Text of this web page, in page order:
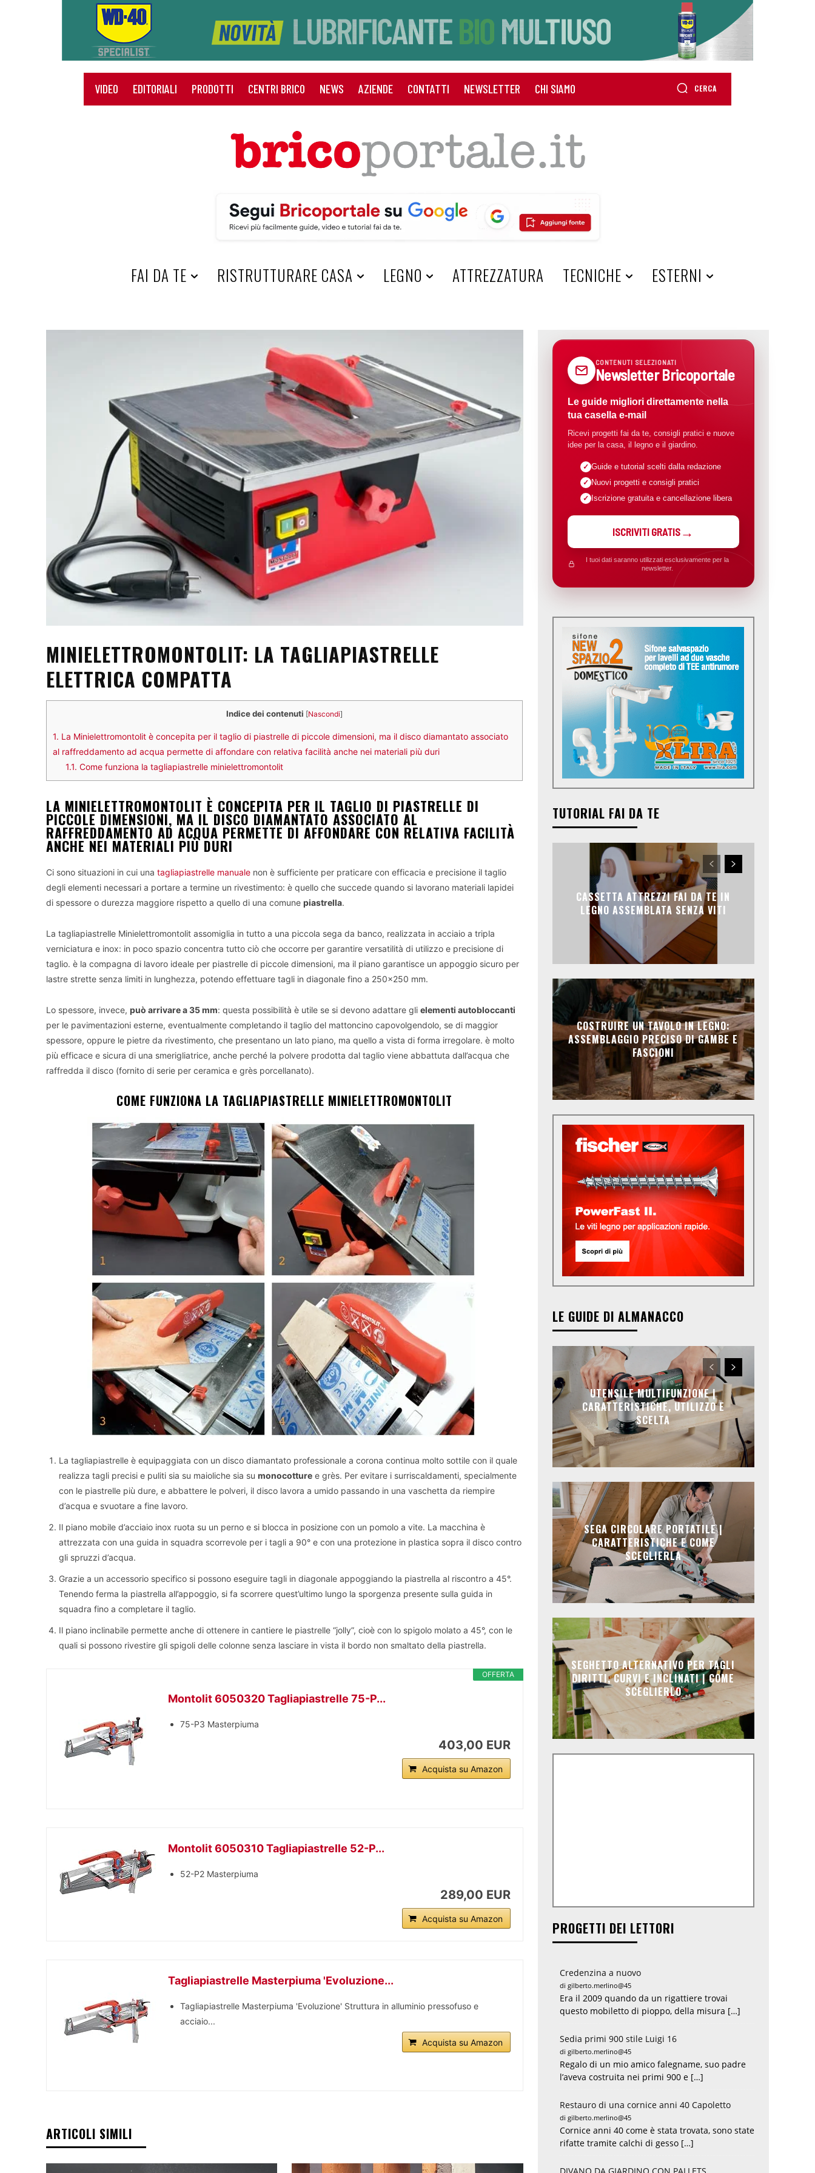
VIDEO EDITORIALI PRODOTTI CENTRI BRICO NEWS AZIENDE CONTATTI NEWSLETTER CHI SIAMO CERCA
HOME
FAI DA TE RISTRUTTURARE CASA LEGNO ATTREZZATURA TECNICHE ESTERNI
MINIELETTROMONTOLIT: LA TAGLIAPIASTRELLE
ELETTRICA COMPATTA
Indice dei contenuti [Nascondi]
1. La Minielettromontolit è concepita per il taglio di piastrelle di piccole dimensioni, ma il disco diamantato associato
al raffreddamento ad acqua permette di affondare con relativa facilità anche nei materiali più duri
1.1. Come funziona la tagliapiastrelle minielettromontolit
LA MINIELETTROMONTOLIT È CONCEPITA PER IL TAGLIO DI PIASTRELLE DI
PICCOLE DIMENSIONI, MA IL DISCO DIAMANTATO ASSOCIATO AL
RAFFREDDAMENTO AD ACQUA PERMETTE DI AFFONDARE CON RELATIVA FACILITÀ
ANCHE NEI MATERIALI PIÙ DURI
Ci sono situazioni in cui una tagliapiastrelle manuale non è sufficiente per praticare con efficacia e precisione il taglio
degli elementi necessari a portare a termine un rivestimento: è quello che succede quando si lavorano materiali lapidei
di spessore o durezza maggiore rispetto a quello di una comune piastrella.
La tagliapiastrelle Minielettromontolit assomiglia in tutto a una piccola sega da banco, realizzata in acciaio a tripla
verniciatura e inox: in poco spazio concentra tutto ciò che occorre per garantire versatilità di utilizzo e precisione di
taglio. è la compagna di lavoro ideale per piastrelle di piccole dimensioni, ma il piano garantisce un appoggio sicuro per
lastre strette senza limiti in lunghezza, potendo effettuare tagli in diagonale fino a 250×250 mm.
Lo spessore, invece, può arrivare a 35 mm: questa possibilità è utile se si devono adattare gli elementi autobloccanti
per le pavimentazioni esterne, eventualmente completando il taglio del mattoncino capovolgendolo, se di maggior
spessore, oppure le pietre da rivestimento, che presentano un lato piano, ma quello a vista di forma irregolare. è molto
più efficace e sicura di una smerigliatrice, anche perché la polvere prodotta dal taglio viene abbattuta dall’acqua che
raffredda il disco (fornito di serie per ceramica e grès porcellanato).
COME FUNZIONA LA TAGLIAPIASTRELLE MINIELETTROMONTOLIT
La tagliapiastrelle è equipaggiata con un disco diamantato professionale a corona continua molto sottile con il quale
realizza tagli precisi e puliti sia su maioliche sia su monocotture e grès. Per evitare i surriscaldamenti, specialmente
con le piastrelle più dure, e abbattere le polveri, il disco lavora a umido passando in una vaschetta da riempire
d’acqua e svuotare a fine lavoro.
Il piano mobile d’acciaio inox ruota su un perno e si blocca in posizione con un pomolo a vite. La macchina è
attrezzata con una guida in squadra scorrevole per i tagli a 90° e con una protezione in plastica sopra il disco contro
gli spruzzi d’acqua.
Grazie a un accessorio specifico si possono eseguire tagli in diagonale appoggiando la piastrella al riscontro a 45°.
Tenendo ferma la piastrella all’appoggio, si fa scorrere quest’ultimo lungo la sporgenza presente sulla guida in
squadra fino a completare il taglio.
Il piano inclinabile permette anche di ottenere in cantiere le piastrelle “jolly”, cioè con lo spigolo molato a 45°, con le
quali si possono rivestire gli spigoli delle colonne senza lasciare in vista il bordo non smaltato della piastrella.
OFFERTA
Montolit 6050320 Tagliapiastrelle 75-P...
75-P3 Masterpiuma
403,00 EUR
Acquista su Amazon
Montolit 6050310 Tagliapiastrelle 52-P...
52-P2 Masterpiuma
289,00 EUR
Acquista su Amazon
Tagliapiastrelle Masterpiuma 'Evoluzione...
Tagliapiastrelle Masterpiuma 'Evoluzione' Struttura in alluminio pressofuso e
acciaio...
Acquista su Amazon
ARTICOLI SIMILI
CONTENUTI SELEZIONATI
Newsletter Bricoportale
Le guide migliori direttamente nella
tua casella e-mail
Ricevi progetti fai da te, consigli pratici e nuove
idee per la casa, il legno e il giardino.
Guide e tutorial scelti dalla redazione
Nuovi progetti e consigli pratici
Iscrizione gratuita e cancellazione libera
ISCRIVITI GRATIS
I tuoi dati saranno utilizzati esclusivamente per la
newsletter.
TUTORIAL FAI DA TE
CASSETTA ATTREZZI FAI DA TE IN
LEGNO ASSEMBLATA SENZA VITI
COSTRUIRE UN TAVOLO IN LEGNO:
ASSEMBLAGGIO PRECISO DI GAMBE E
FASCIONI
LE GUIDE DI ALMANACCO
UTENSILE MULTIFUNZIONE |
CARATTERISTICHE, UTILIZZO E
SCELTA
SEGA CIRCOLARE PORTATILE |
CARATTERISTICHE E COME
SCEGLIERLA
SEGHETTO ALTERNATIVO PER TAGLI
DIRITTI, CURVI E INCLINATI | COME
SCEGLIERLO
PROGETTI DEI LETTORI
Credenzina a nuovo
di gilberto.merlino@45
Era il 2009 quando da un rigattiere trovai
questo mobiletto di pioppo, della misura […]
Sedia primi 900 stile Luigi 16
di gilberto.merlino@45
Regalo di un mio amico falegname, suo padre
l’aveva costruita nei primi 900 e […]
Restauro di una cornice anni 40 Capoletto
di gilberto.merlino@45
Cornice anni 40 come è stata trovata, sono state
rifatte tramite calchi di gesso […]